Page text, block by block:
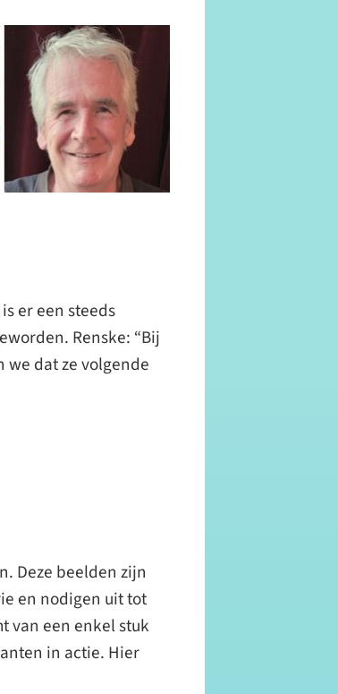
er een steeds
Renske: “Bij
dat ze volgende
Deze beelden zijn
en nodigen uit tot
van een enkel stuk
in actie. Hier